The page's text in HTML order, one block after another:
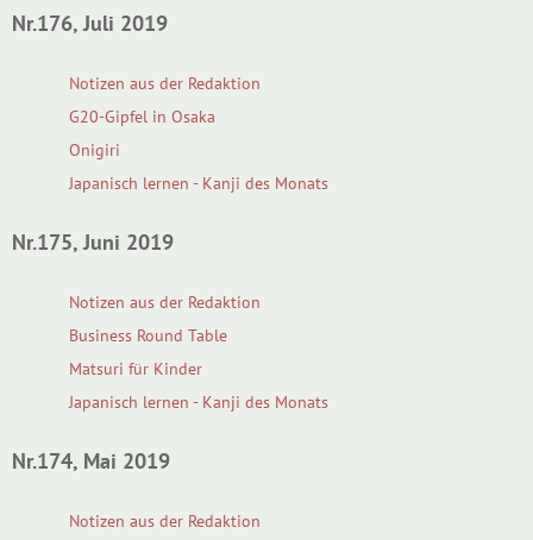
Nr.176, Juli 2019
Notizen aus der Redaktion
G20-Gipfel in Osaka
Onigiri
Japanisch lernen - Kanji des Monats
Nr.175, Juni 2019
Notizen aus der Redaktion
Business Round Table
Matsuri für Kinder
Japanisch lernen - Kanji des Monats
Nr.174, Mai 2019
Notizen aus der Redaktion